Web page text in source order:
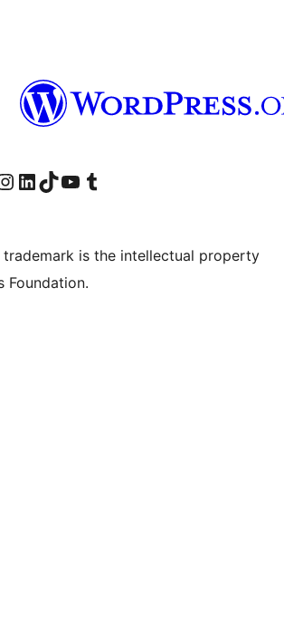
એકાઉન્ટની મુલાકાત લો અમારા LinkedIn એકાઉન્ટની મુલાકાત લોઅમારા TikTok એકાઉન્ટની મુલાકાત લોઅમારી YouTube ચેનલની મુલાકાત લો અમારા Tumblr એકાઉન્ટની મુલાકાત લો
trademark is the intellectual property
Foundation.